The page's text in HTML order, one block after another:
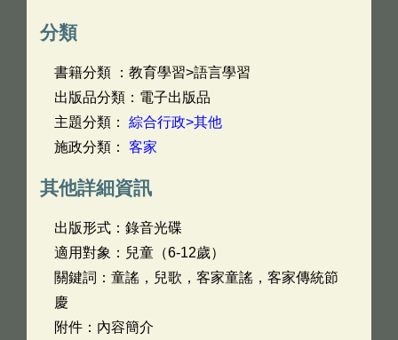
分類
書籍分類 ：教育學習>語言學習
出版品分類：電子出版品
主題分類： 綜合行政>其他
施政分類： 客家
其他詳細資訊
出版形式：錄音光碟
適用對象：兒童（6-12歲）
關鍵詞：童謠，兒歌，客家童謠，客家傳統節
慶
附件：內容簡介